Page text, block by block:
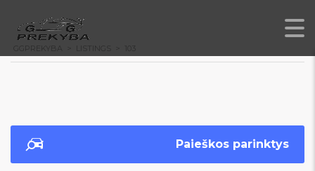
GGPREKYBA LISTINGS
Paieškos parinktys